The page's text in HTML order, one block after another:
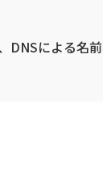
DNSによる名前